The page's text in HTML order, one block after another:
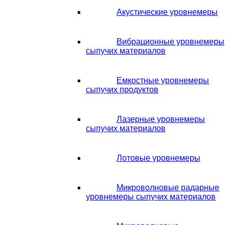
Акустические уровнемеры
Вибрационные уровнемеры
сыпучих материалов
Емкостные уровнемеры
сыпучих продуктов
Лазерные уровнемеры
сыпучих материалов
Лотовые уровнемеры
Микроволновые радарные
уровнемеры сыпучих материалов